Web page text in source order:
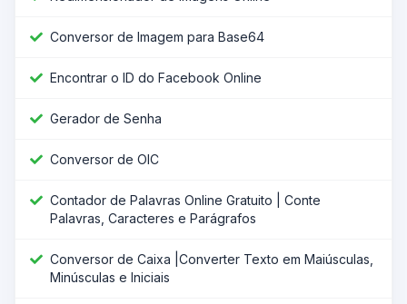
Conversor de Imagem para Base64
Encontrar o ID do Facebook Online
Gerador de Senha
Conversor de OIC
Contador de Palavras Online Gratuito | Conte
Palavras, Caracteres e Parágrafos
Conversor de Caixa |Converter Texto em Maiúsculas,
Minúsculas e Iniciais